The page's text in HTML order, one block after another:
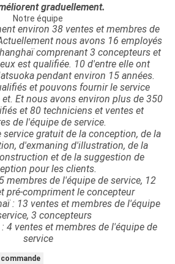
graduellement.
Notre équipe
environ 38 ventes et membres de
nous avons 16 employés
comprenant 3 concepteurs et
est qualifiée. 10 d'entre elle ont
pendant environ 15 années.
et pouvons fournir le service
Et nous avons environ plus de 350
et 80 techniciens et ventes et
de l'équipe de service.
gratuit de la conception, de la
d'exmaning d'illustration, de la
et de la suggestion de
pour les clients.
membres de l'équipe de service, 12
pré-compriment le concepteur
: 13 ventes et membres de l'équipe
3 concepteurs
4 ventes et membres de l'équipe de
service